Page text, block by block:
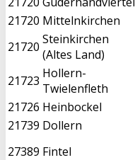
21720 Mittelnkirchen
21720 Steinkirchen
(Altes Land)
21723 Hollern-
Twielenfleth
21726 Heinbockel
21739 Dollern
27389 Fintel